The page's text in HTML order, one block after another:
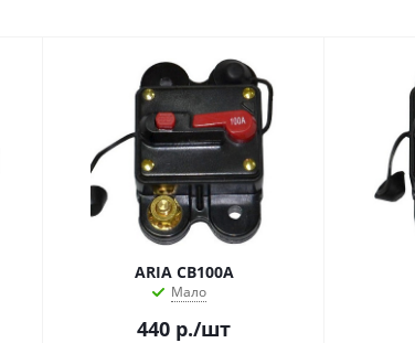
ARIA CB100A
Мало
440 р./шт